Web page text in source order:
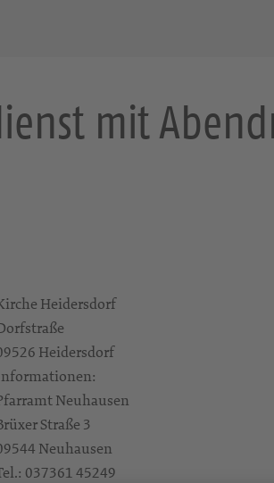
mit
Heidersdorf
Heidersdorf
Neuhausen
Straße 3
Neuhausen
037361 45249